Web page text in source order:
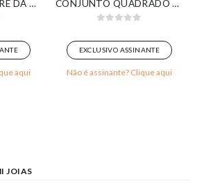
CONJUNTO ÁRVORE DA VIDA CRAVEJADO BANHADO EM OURO BRANCO
aqui
CONJUNTO QUADRADO COM LOSANGO CRAVEJADO BANHADO EM OURO 18K
EXCLUSIVO ASSINANTE
Não é assinante? Clique aqui
JOIAS